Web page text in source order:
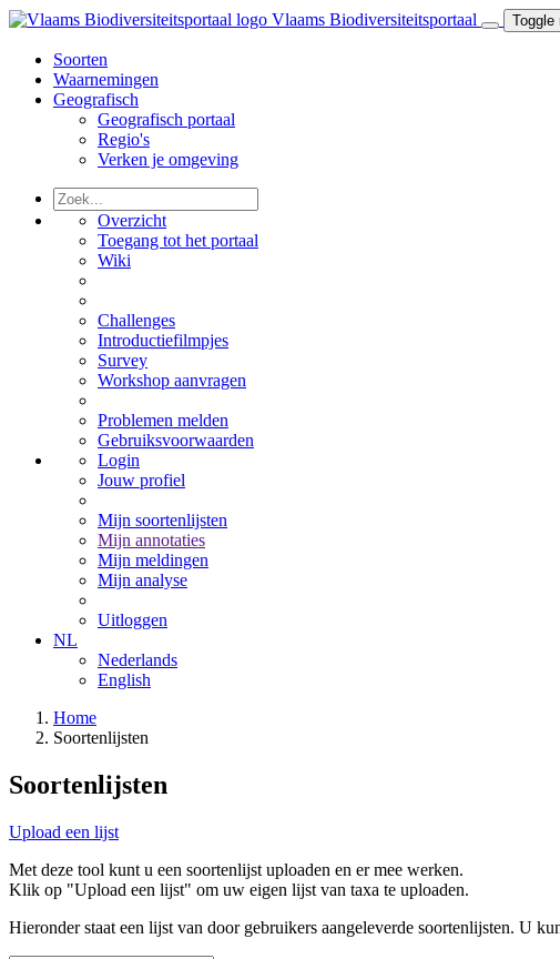
Vlaams Biodiversiteitsportaal Toggle
Soorten
Waarnemingen
Geografisch
Geografisch portaal
Regio's
Verken je omgeving
Overzicht
Toegang tot het portaal
Wiki
Challenges
Introductiefilmpjes
Survey
Workshop aanvragen
Problemen melden
Gebruiksvoorwaarden
Login
Jouw profiel
Mijn soortenlijsten
Mijn annotaties
Mijn meldingen
Mijn analyse
Uitloggen
NL
Nederlands
English
Home
Soortenlijsten
Soortenlijsten
Upload een lijst
Met deze tool kunt u een soortenlijst uploaden en er mee werken.
Klik op "Upload een lijst" om uw eigen lijst van taxa te uploaden.
Hieronder staat een lijst van door gebruikers aangeleverde soortenlijsten. U